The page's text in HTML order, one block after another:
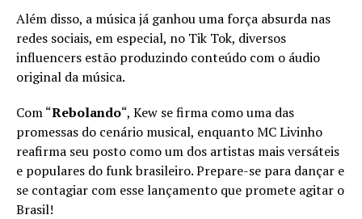
Além disso, a música já ganhou uma força absurda nas
redes sociais, em especial, no Tik Tok, diversos
influencers estão produzindo conteúdo com o áudio
original da música.
Com “Rebolando“, Kew se firma como uma das
promessas do cenário musical, enquanto MC Livinho
reafirma seu posto como um dos artistas mais versáteis
e populares do funk brasileiro. Prepare-se para dançar e
se contagiar com esse lançamento que promete agitar o
Brasil!